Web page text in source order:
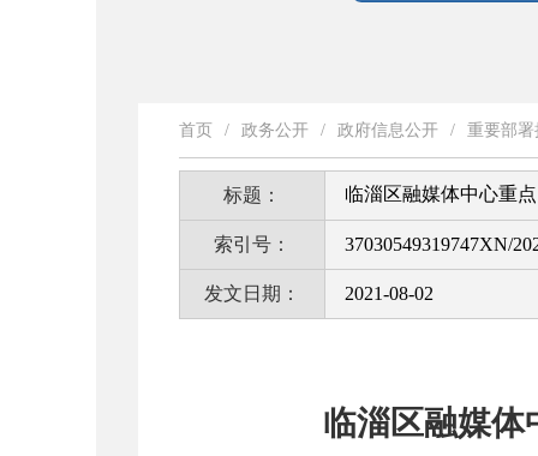
首页 / 政务公开 / 政府信息公开 / 重要部
标题： 临淄区融媒体中心重
索引号： 37030549319747XN/
发文日期： 2021-08-02
临淄区融媒体